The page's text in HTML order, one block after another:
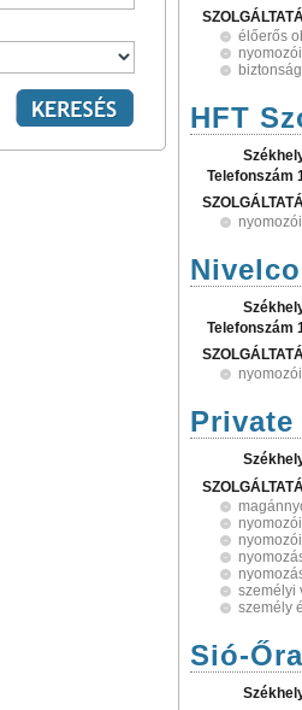
élőerős
HFT
Telefonszám
Telefonszám
Private
személyi
személy
Sió-